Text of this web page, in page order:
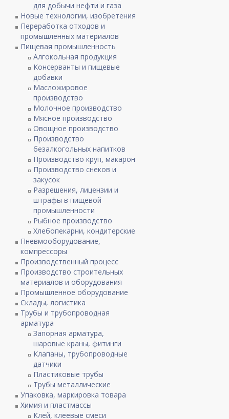
для добычи нефти и газа
Новые технологии, изобретения
Переработка отходов и
промышленных материалов
Пищевая промышленность
Алгокольная продукция
Консерванты и пищевые
добавки
Масложировое
производство
Молочное производство
Мясное производство
Овощное производство
Производство
безалкогольных напитков
Производство круп, макарон
Производство снеков и
закусок
Разрешения, лицензии и
штрафы в пищевой
промышленности
Рыбное производство
Хлебопекарни, кондитерские
Пневмооборудование,
компрессоры
Производственный процесс
Производство строительных
материалов и оборудования
Промышленное оборудование
Склады, логистика
Трубы и трубопроводная
арматура
Запорная арматура,
шаровые краны, фитинги
Клапаны, трубопроводные
датчики
Пластиковые трубы
Трубы металлические
Упаковка, маркировка товара
Химия и пластмассы
Клей, клеевые смеси